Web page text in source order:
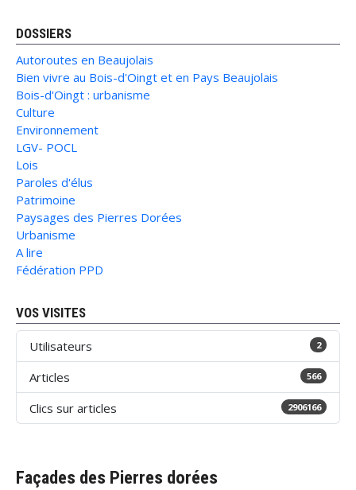
DOSSIERS
Autoroutes en Beaujolais
Bien vivre au Bois-d'Oingt et en Pays Beaujolais
Bois-d'Oingt : urbanisme
Culture
Environnement
LGV- POCL
Lois
Paroles d'élus
Patrimoine
Paysages des Pierres Dorées
Urbanisme
A lire
Fédération PPD
VOS VISITES
Utilisateurs 2
Articles 566
Clics sur articles 2906166
Façades des Pierres dorées